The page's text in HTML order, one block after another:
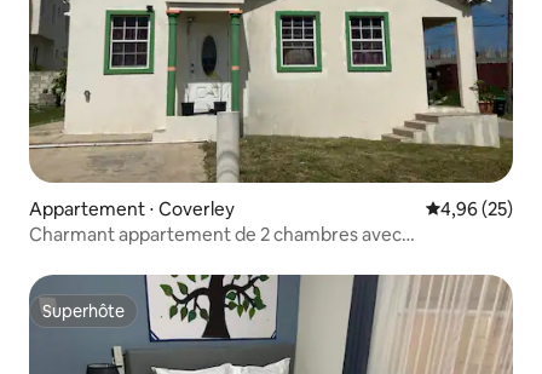
Appartement ⋅ Coverley Évaluation
4,96 (25)
Charmant appartement de 2 chambres avec
Superhôte
Superhôte